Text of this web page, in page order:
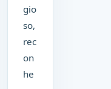
gio
so,
rec
on
he